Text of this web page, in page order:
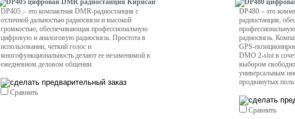
DP405 – это компактная DMR-радиостанция с
отличной дальностью радиосвязи и высокой
громкостью, обеспечивающая профессиональную
цифровую и аналоговую радиосвязь. Простота в
использовании, четкий голос и
многофункциональность делают ее незаменимой в
ежедневном деловом общении.
Сравнить
DP480 – это
радиостанция,
радиосвязь.
GPS-
DMO 2-slot в
выбором
универсальным
продвинутых
Сравнить